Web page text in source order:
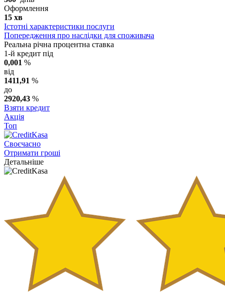
Оформлення
15 хв
Істотні характеристики послуги
Попередження про наслідки для споживача
Реальна річна процентна ставка
1-й кредит під
0,001 %
від
1411,91 %
до
2920,43 %
Взяти кредит
Акція
Топ
Своєчасно
Отримати гроші
Детальніше